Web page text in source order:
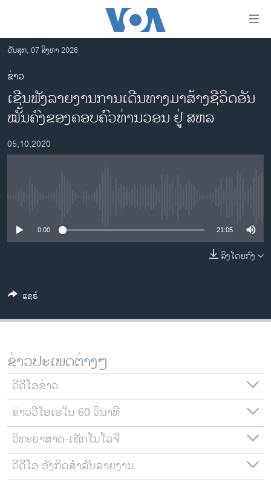
ເຂົ້າ
ຫາ
ຂ້າມ
ຂ້າມ
ຂ້າມ
ໄປ
ຫາ
ຊອກ
ອາເມຣິກາ
ການເລືອກຕັ້ງ ປະທານາທີບໍດີ ສະຫະລັດ 2024
ຂ່າວ​ຈີນ
ຊີວິດຊາວລາວ
ທຸລະກິດ
ພາສາອັງກິດ
ສຽງ
ລາຍການກະຈາຍສຽງ
ລາຍງານ
ຕິດຕາມພວກເຮົາ ທີ່
ພາສາຕ່າງໆ
ວັນສຸກ, 07 ສິງຫາ 2026
ຂ່າວ
ເຊີນຟັງລາຍງານການເດີນທາງມາສ້າງຊີວິດອັນ
ໝັ້ນຄົງຂອງຄອບຄົວທ່ານວອນ ຢູ່ ສຫລ
05,10,2020
0:00 21:05
ລິງໂດຍກົງ
ແຊຣ໌
ຂ່າວປະເພດຕ່າງໆ
ວີດີໂອຂ່າວ
ຂ່າວວີໂອເອໃນ 60 ວິນາທີ
ວິທະຍາສາດ-ເທັກໂນໂລຈີ
ວີດີໂອ ອັງກິດສຳລັບລາຍງານ